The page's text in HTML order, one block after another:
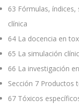
63 Fórmulas,
clínica
64 La docencia en
65 La simulación
66 La investigación
Sección 7 Productos
67 Tóxicos